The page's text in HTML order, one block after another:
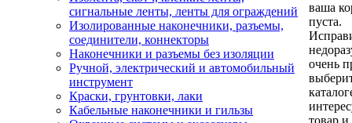
сигнальные ленты, ленты для ограждений
Изолированные наконечники, разъемы,
соединители, коннекторы
Наконечники и разъемы без изоляции
Ручной, электрический и автомобильный
инструмент
Краски, грунтовки, лаки
Кабельные наконечники и гильзы
ваша
пуста.
очень
товар и